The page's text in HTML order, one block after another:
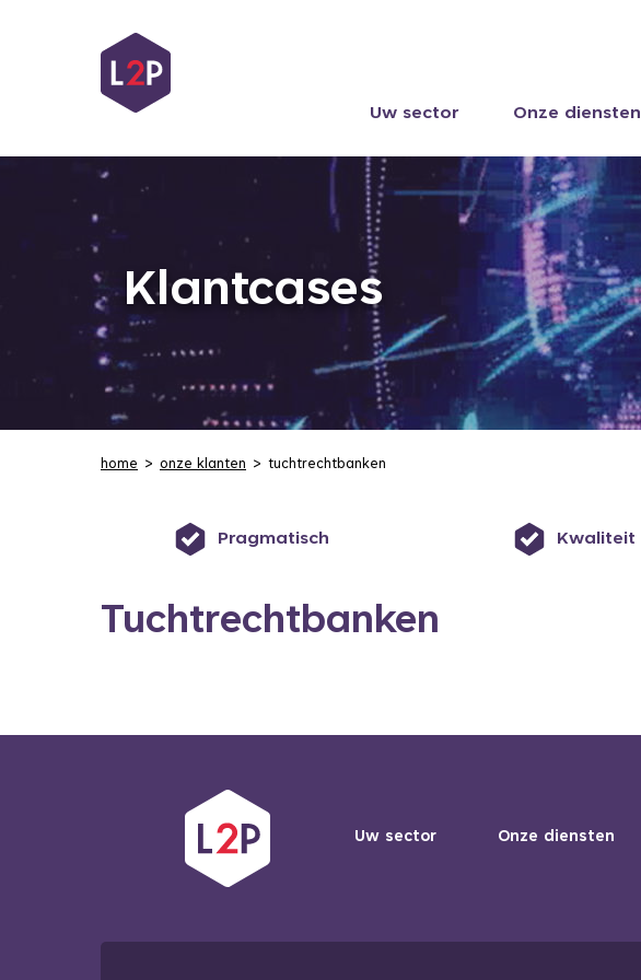
Uw sector Onze diensten
Klantcases
home onze klanten tuchtrechtbanken
Pragmatisch Kwaliteit
Tuchtrechtbanken
Uw sector Onze diensten